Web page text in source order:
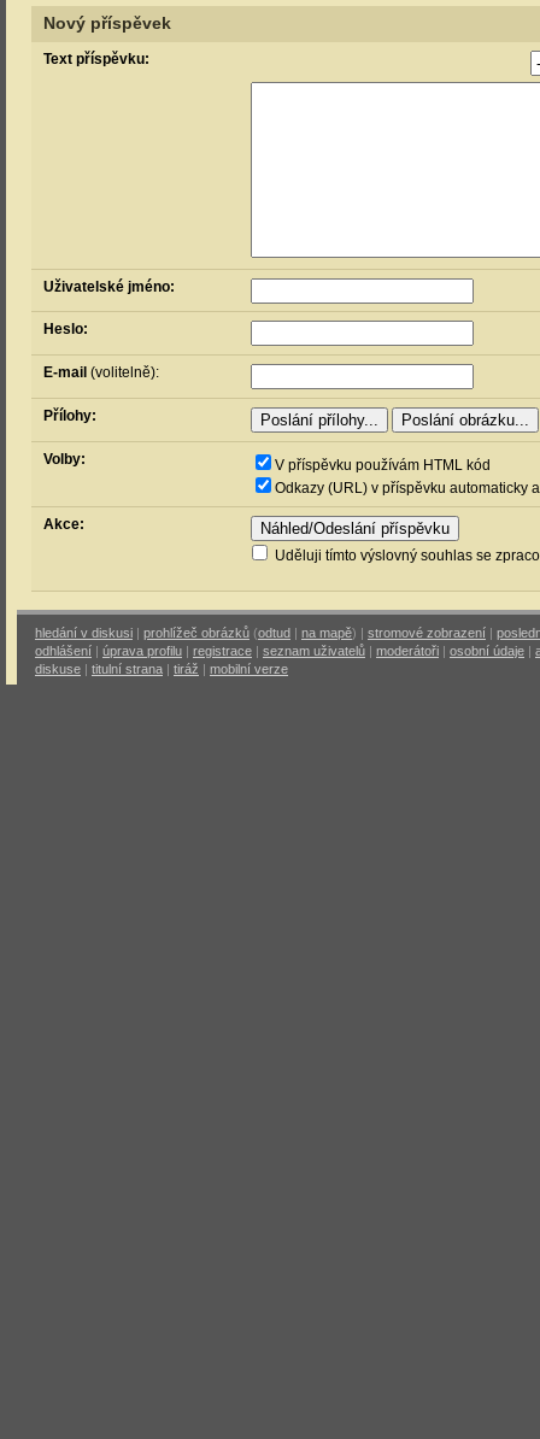
Nový příspěvek
Text příspěvku:
Uživatelské jméno:
Heslo:
E-mail (volitelně):
Přílohy:
Volby:
V příspěvku používám HTML kód
Odkazy (URL) v příspěvku automaticky
Akce:
Uděluji tímto výslovný souhlas se
hledání v diskusi | prohlížeč obrázků (odtud | na mapě) | stromové zobrazení |
odhlášení | úprava profilu | registrace | seznam uživatelů | moderátoři | osobní údaje |
diskuse | titulní strana | tiráž | mobilní verze